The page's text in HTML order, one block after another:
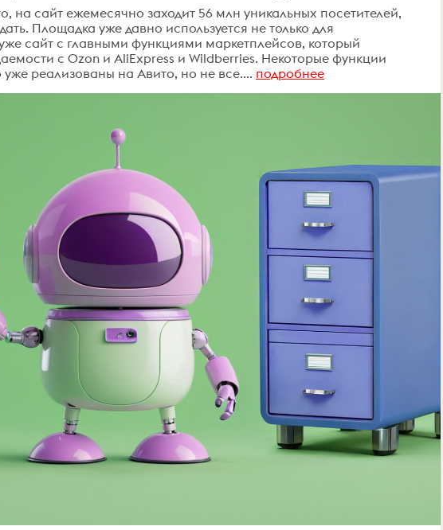
на сайт ежемесячно заходит 56 млн уникальных посетителей,
Площадка уже давно используется не только для
сайт с главными функциями маркетплейсов, который
с Ozon и AliExpress и Wildberries. Некоторые функции
уже реализованы на Авито, но не все.... подробнее